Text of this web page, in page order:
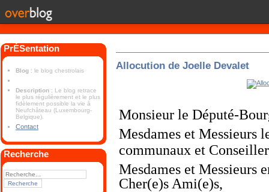
PrÉSentation
Blog : le blog chestrolais
Description : Le blog retrace
le plus régulièrement et le plus
fidèlement possible la vie à
Neufchâteau (Luxembourg-
Belgique).
Contact
Recherche
Allocution de Joelle Devalet
Monsieur le Député-
Mesdames et Messieurs
communaux et
Mesdames et Messieurs
Cher(e)s Ami(e)s,